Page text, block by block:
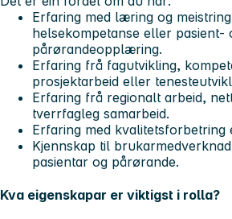
Erfaring med læring og
helsekompetanse eller pasient-
pårørandeopplæring.
Erfaring frå fagutvikling,
prosjektarbeid eller
Erfaring frå regionalt arbeid,
tverrfagleg samarbeid.
Erfaring med kvalitetsforbetring
Kjennskap til
pasientar og pårørande.
Kva eigenskapar er viktigst i rolla?